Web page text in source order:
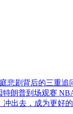
悲剧背后的三重追
特朗普到场观赛
冲出去，成为更好